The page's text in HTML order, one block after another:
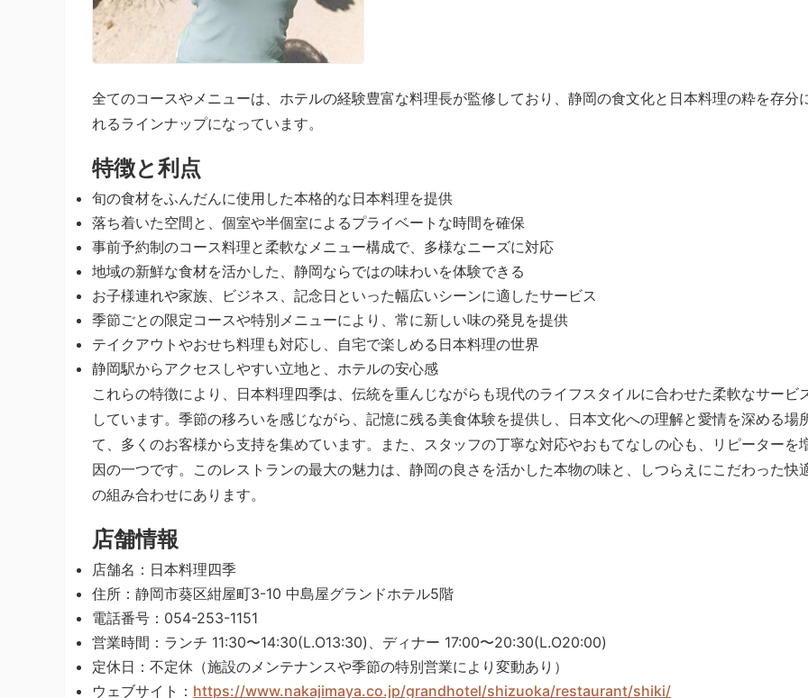
全てのコースやメニューは、ホテルの経験豊富な料理長が監修しており、静岡の食文化と日本料理の粋を存分
れるラインナップになっています。
特徴と利点
旬の食材をふんだんに使用した本格的な日本料理を提供
落ち着いた空間と、個室や半個室によるプライベートな時間を確保
事前予約制のコース料理と柔軟なメニュー構成で、多様なニーズに対応
地域の新鮮な食材を活かした、静岡ならではの味わいを体験できる
お子様連れや家族、ビジネス、記念日といった幅広いシーンに適したサービス
季節ごとの限定コースや特別メニューにより、常に新しい味の発見を提供
テイクアウトやおせち料理も対応し、自宅で楽しめる日本料理の世界
静岡駅からアクセスしやすい立地と、ホテルの安心感
これらの特徴により、日本料理四季は、伝統を重んじながらも現代のライフスタイルに合わせた柔軟なサービ
しています。季節の移ろいを感じながら、記憶に残る美食体験を提供し、日本文化への理解と愛情を深める場
て、多くのお客様から支持を集めています。また、スタッフの丁寧な対応やおもてなしの心も、リピーターを
因の一つです。このレストランの最大の魅力は、静岡の良さを活かした本物の味と、しつらえにこだわった快
の組み合わせにあります。
店舗情報
店舗名：日本料理四季
住所：静岡市葵区紺屋町3-10 中島屋グランドホテル5階
電話番号：054-253-1151
営業時間：ランチ 11:30〜14:30(L.O13:30)、ディナー 17:00〜20:30(L.O20:00)
定休日：不定休（施設のメンテナンスや季節の特別営業により変動あり）
ウェブサイト： https://www.nakajimaya.co.jp/grandhotel/shizuoka/restaurant/shiki/